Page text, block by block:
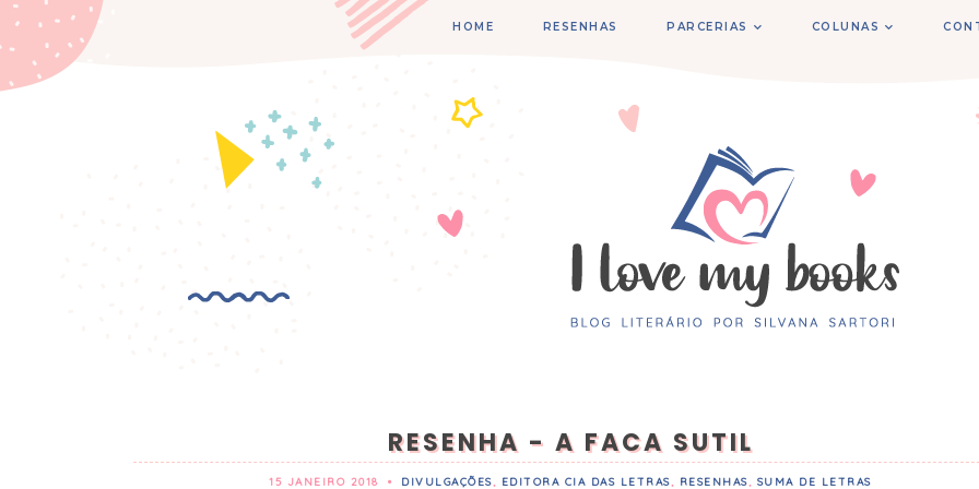
HOME RESENHAS PARCERIAS COLUNAS
RESENHA - A FACA SUTIL
15 JANEIRO 2018 • DIVULGAÇÕES EDITORA CIA DAS LETRAS RESENHAS SUMA DE LETRAS